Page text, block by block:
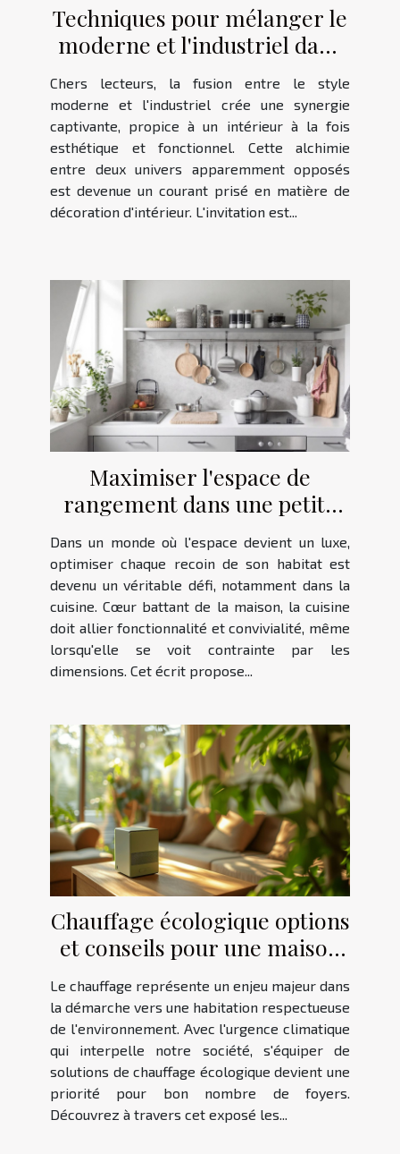
Techniques pour mélanger le
moderne et l'industriel dans
votre intérieur
Chers lecteurs, la fusion entre le style
moderne et l'industriel crée une synergie
captivante, propice à un intérieur à la fois
esthétique et fonctionnel. Cette alchimie
entre deux univers apparemment opposés
est devenue un courant prisé en matière de
décoration d'intérieur. L'invitation est...
Maximiser l'espace de
rangement dans une petite
cuisine
Dans un monde où l'espace devient un luxe,
optimiser chaque recoin de son habitat est
devenu un véritable défi, notamment dans la
cuisine. Cœur battant de la maison, la cuisine
doit allier fonctionnalité et convivialité, même
lorsqu'elle se voit contrainte par les
dimensions. Cet écrit propose...
Chauffage écologique options
et conseils pour une maison
plus verte
Le chauffage représente un enjeu majeur dans
la démarche vers une habitation respectueuse
de l'environnement. Avec l'urgence climatique
qui interpelle notre société, s'équiper de
solutions de chauffage écologique devient une
priorité pour bon nombre de foyers.
Découvrez à travers cet exposé les...